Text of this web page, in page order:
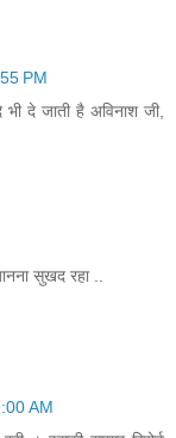
PM
भी दे जाती है अविनाश जी,
सुखद रहा ..
AM